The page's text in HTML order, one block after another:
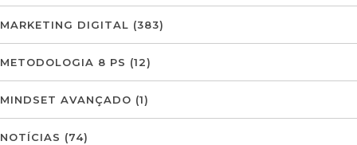
MARKETING DIGITAL (383)
METODOLOGIA 8 PS (12)
MINDSET AVANÇADO (1)
NOTÍCIAS (74)